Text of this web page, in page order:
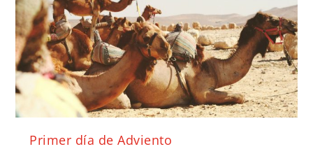
Primer día de Adviento